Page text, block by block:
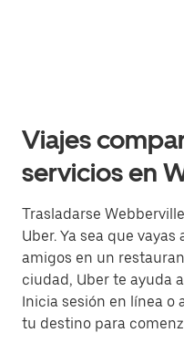
Viajes
servicios en
Trasladarse
Uber. Ya sea que
amigos en un
ciudad, Uber te ayuda
Inicia sesión en línea o
tu destino para